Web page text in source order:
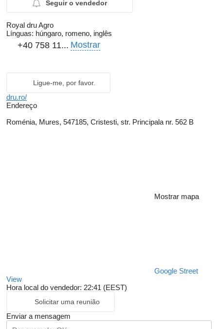
Seguir o vendedor
Royal dru Agro
Línguas: húngaro, romeno, inglês
+40 758 11... Mostrar
Ligue-me, por favor.
dru.ro/
Endereço
Roménia, Mures, 547185, Cristesti, str. Principala nr. 562 B
Mostrar mapa
Google Street
View
Hora local do vendedor: 22:41 (EEST)
Solicitar uma reunião
Enviar a mensagem